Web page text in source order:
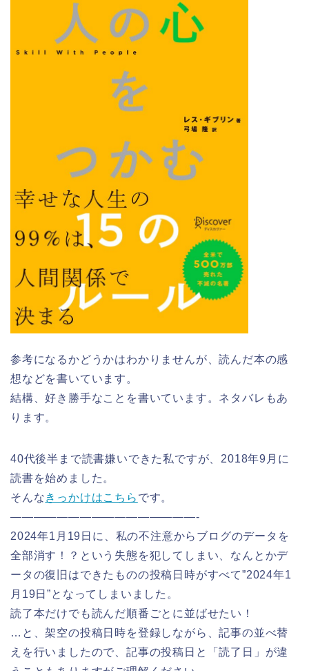
参考になるかどうかはわかりませんが、読んだ本の感
想などを書いています。
結構、好き勝手なことを書いています。ネタバレもあ
ります。
40代後半まで読書嫌いできた私ですが、2018年9月に
読書を始めました。
そんなきっかけはこちら です。
————————————————-
2024年1月19日に、私の不注意からブログのデータを
全部消す！？という失態を犯してしまい、なんとかデ
ータの復旧はできたものの投稿日時がすべて”2024年1
月19日”となってしまいました。
読了本だけでも読んだ順番ごとに並ばせたい！
…と、架空の投稿日時を登録しながら、記事の並べ替
えを行いましたので、記事の投稿日と「読了日」が違